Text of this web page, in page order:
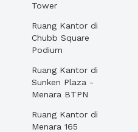
Tower
Ruang Kantor di
Chubb Square
Podium
Ruang Kantor di
Sunken Plaza -
Menara BTPN
Ruang Kantor di
Menara 165